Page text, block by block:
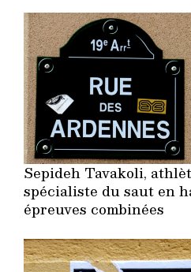
Sepideh Tavakoli,
spécialiste du saut en
épreuves combinées